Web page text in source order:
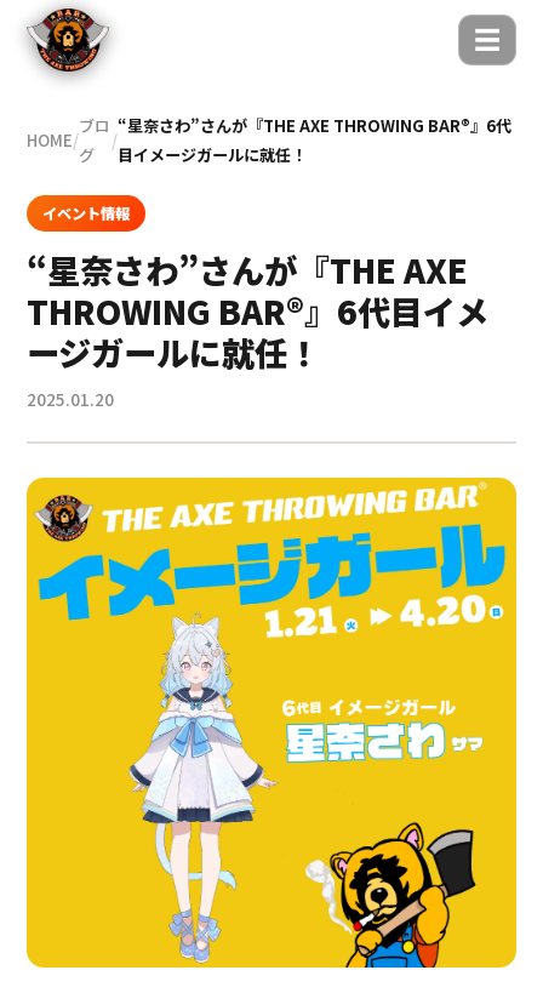
☰
HOME/
ブロ
グ
/
“星奈さわ”さんが『THE AXE THROWING BAR®』6代
目イメージガールに就任！
イベント情報
“星奈さわ”さんが『THE AXE
THROWING BAR®』6代目イメ
ージガールに就任！
2025.01.20